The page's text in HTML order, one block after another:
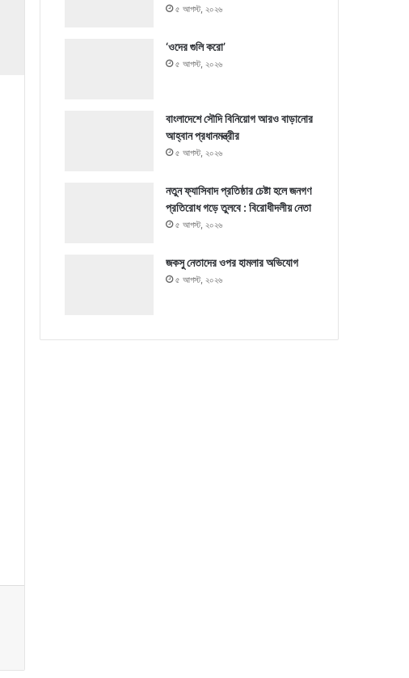
৫ আগস্ট, ২০২৬
‘ওদের গুলি করো’
৫ আগস্ট, ২০২৬
বাংলাদেশে সৌদি বিনিয়োগ আরও বাড়ানোর
আহ্বান প্রধানমন্ত্রীর
৫ আগস্ট, ২০২৬
নতুন ফ্যাসিবাদ প্রতিষ্ঠার চেষ্টা হলে জনগণ
প্রতিরোধ গড়ে তুলবে : বিরোধীদলীয় নেতা
৫ আগস্ট, ২০২৬
জকসু নেতাদের ওপর হামলার অভিযোগ
৫ আগস্ট, ২০২৬